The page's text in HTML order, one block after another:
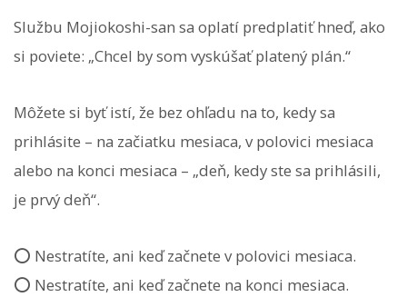
Službu Mojiokoshi-san sa oplatí predplatiť hneď, ako
si poviete: „Chcel by som vyskúšať platený plán.“
Môžete si byť istí, že bez ohľadu na to, kedy sa
prihlásite – na začiatku mesiaca, v polovici mesiaca
alebo na konci mesiaca – „deň, kedy ste sa prihlásili,
je prvý deň“.
⭕️ Nestratíte, ani keď začnete v polovici mesiaca.
⭕️ Nestratíte, ani keď začnete na konci mesiaca.